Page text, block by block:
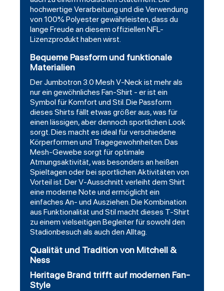
hochwertige Verarbeitung und die Verwendung
von 100% Polyester gewährleisten, dass du
lange Freude an diesem offiziellen NFL-
Lizenzprodukt haben wirst.
Bequeme Passform und funktionale
Materialien
Der Jumbotron 3.0 Mesh V-Neck ist mehr als
nur ein gewöhnliches Fan-Shirt - er ist ein
Symbol für Komfort und Stil. Die Passform
dieses Shirts fällt etwas größer aus, was für
einen lässigen, aber dennoch sportlichen Look
sorgt. Dies macht es ideal für verschiedene
Körperformen und Tragegewohnheiten. Das
Mesh-Gewebe sorgt für optimale
Atmungsaktivität, was besonders an heißen
Spieltagen oder bei sportlichen Aktivitäten von
Vorteil ist. Der V-Ausschnitt verleiht dem Shirt
eine moderne Note und ermöglicht ein
einfaches An- und Ausziehen. Die Kombination
aus Funktionalität und Stil macht dieses T-Shirt
zu einem vielseitigen Begleiter für sowohl den
Stadionbesuch als auch den Alltag.
Qualität und Tradition von Mitchell &
Ness
Heritage Brand trifft auf modernen Fan-
Style